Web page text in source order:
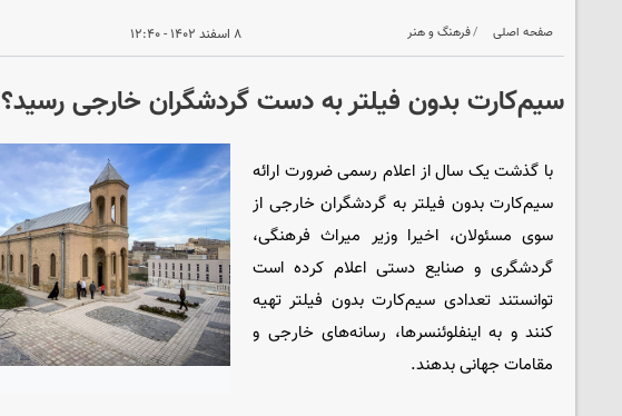
صفحه اصلی فرهنگ و هنر ۸ اسفند ۱۴۰۲ - ۱۲:۴۰
سیم‌کارت بدون فیلتر به دست گردشگران خارجی رسید؟
با گذشت یک سال از اعلام رسمی ضرورت ارائه
سیم‌کارت بدون فیلتر به گردشگران خارجی از
سوی مسئولان، اخیرا وزیر میراث فرهنگی،
گردشگری و صنایع دستی اعلام کرده است
توانستند تعدادی سیم‌کارت بدون فیلتر تهیه
کنند و به اینفلوئنسرها، رسانه‌های خارجی و
مقامات جهانی بدهند.